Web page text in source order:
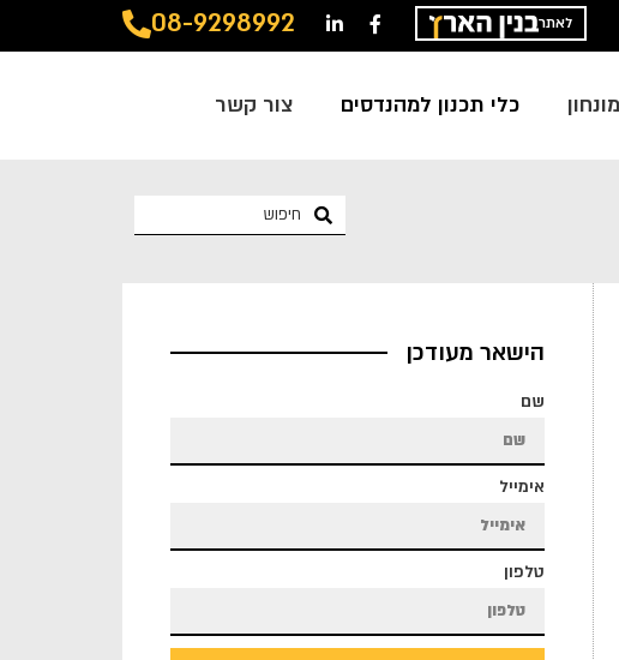
לאתר 08-9298992
מונחון כלי תכנון למהנדסים צור קשר
הישאר מעודכן
שם
אימייל
טלפון